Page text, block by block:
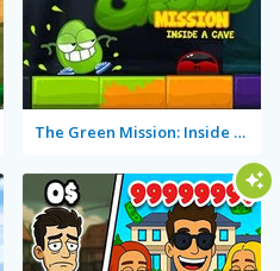
The Green Mission: Inside a Cave